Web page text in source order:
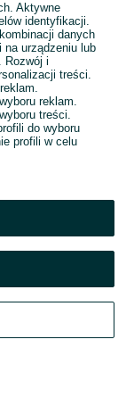
Wyższe (I
Czat Konto
Aktywne
identyfikacji.
danych
na urządzeniu lub
Rozwój i
treści.
reklam.
treści.
do wyboru
profili w celu